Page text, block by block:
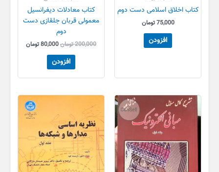
کتاب اخلاق اسلامی دست دوم
75,000تومان
افزودن
کتاب معادلات دیفرانسیل
معمولی قربان جلقازی دست
دوم
200,000تومان80,000تومان
افزودن